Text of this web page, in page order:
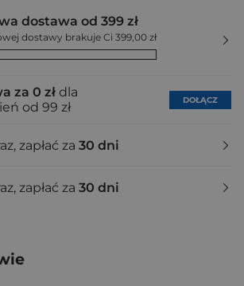
dostawa od 399 zł
dostawy brakuje Ci 399,00 zł
za 0 zł dla
od 99 zł
DOŁĄCZ
zapłać za 30 dni
zapłać za 30 dni